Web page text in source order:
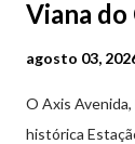
Viana do
agosto 03,
O Axis
histórica